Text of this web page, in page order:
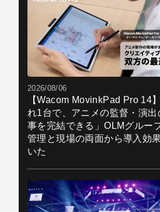
2026/08/06
【Wacom MovinkPad Pro 14
れ1台で、アニメの監督・演出
事を完結できる」OLMグルー
管理と現場の両面から導入効
いた